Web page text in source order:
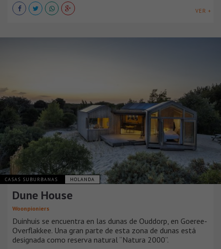
VER +
CASAS SUBURBANAS HOLANDA
Dune House
Woonpioniers
Duinhuis se encuentra en las dunas de Ouddorp, en Goeree-
Overflakkee. Una gran parte de esta zona de dunas está
designada como reserva natural “Natura 2000”.